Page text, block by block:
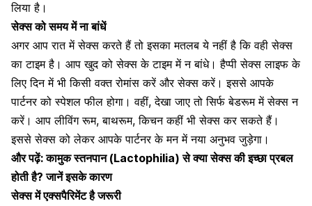
लिया है।
सेक्स को समय में ना बांधें
अगर आप रात में सेक्स करते हैं तो इसका मतलब ये नहीं है कि वही सेक्स
का टाइम है। आप खुद को सेक्स के टाइम में न बांधे। हैप्पी सेक्स लाइफ के
लिए दिन में भी किसी वक्त रोमांस करें और सेक्स करें। इससे आपके
पार्टनर को स्पेशल फील होगा। वहीं, देखा जाए तो सिर्फ बेडरूम में सेक्स न
करें। आप लीविंग रूम,बाथरूम, किचन कहीं भी सेक्स कर सकते हैं।
इससे सेक्स को लेकर आपके पार्टनर के मन में नया अनुभव जुड़ेगा।
और पढ़ें:कामुक स्तनपान (Lactophilia) से क्या सेक्स की इच्छा प्रबल
होती है? जानें इसके कारण
सेक्स में एक्सपैरिमेंट है जरूरी